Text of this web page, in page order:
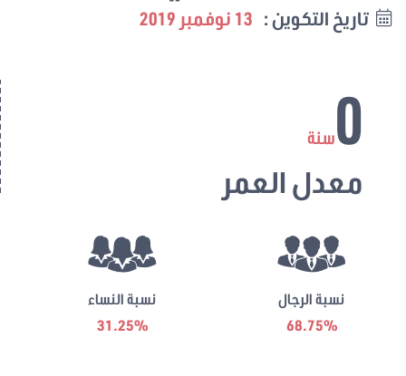
تاريخ التكوين : 13 نوفمبر 2019
0سنة
معدل العمر
نسبة الرجال
68.75%
نسبة النساء
31.25%